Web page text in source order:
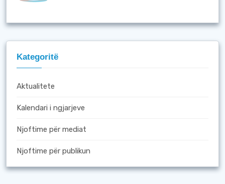
Kategoritë
Aktualitete
Kalendari i ngjarjeve
Njoftime për mediat
Njoftime për publikun